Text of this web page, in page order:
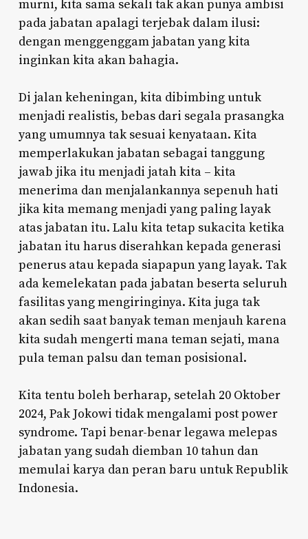
murni, kita sama sekali tak akan punya ambisi
pada jabatan apalagi terjebak dalam ilusi:
dengan menggenggam jabatan yang kita
inginkan kita akan bahagia.
Di jalan keheningan, kita dibimbing untuk
menjadi realistis, bebas dari segala prasangka
yang umumnya tak sesuai kenyataan. Kita
memperlakukan jabatan sebagai tanggung
jawab jika itu menjadi jatah kita – kita
menerima dan menjalankannya sepenuh hati
jika kita memang menjadi yang paling layak
atas jabatan itu. Lalu kita tetap sukacita ketika
jabatan itu harus diserahkan kepada generasi
penerus atau kepada siapapun yang layak. Tak
ada kemelekatan pada jabatan beserta seluruh
fasilitas yang mengiringinya. Kita juga tak
akan sedih saat banyak teman menjauh karena
kita sudah mengerti mana teman sejati, mana
pula teman palsu dan teman posisional.
Kita tentu boleh berharap, setelah 20 Oktober
2024, Pak Jokowi tidak mengalami post power
syndrome. Tapi benar-benar legawa melepas
jabatan yang sudah diemban 10 tahun dan
memulai karya dan peran baru untuk Republik
Indonesia.